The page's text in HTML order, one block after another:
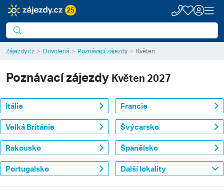
25
Zájezdy.cz Dovolená Poznávací zájezdy Květen
Poznávací zájezdy Květen 2027
Itálie Francie
Velká Británie Švýcarsko
Rakousko Španělsko
Portugalsko Další lokality